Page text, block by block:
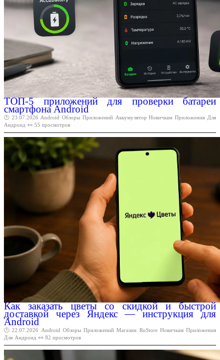
ТОП-5 приложений для проверки батареи
смартфона Android
🕑 23.07.2026 Android Обзоры Приложений Аккумулятор Новичкам Приложения Для
Андроид 👀 55 просмотров
Как заказать цветы со скидкой и быстрой
доставкой через Яндекс — инструкция для
Android
🕑 22.07.2026 Android Обзоры Приложений Магазин RuStore Новичкам Приложения
Для Андроид 👀 82 просмотров